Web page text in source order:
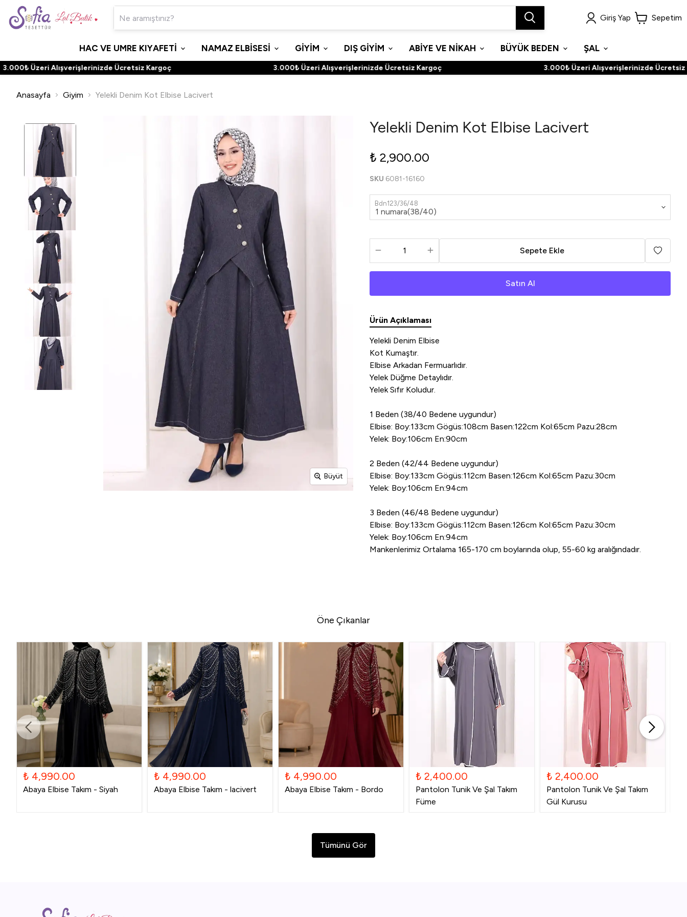
Giriş Yap Sepetim
HAC VE UMRE KIYAFETİ NAMAZ ELBİSESİ GİYİM DIŞ GİYİM ABİYE VE NİKAH BÜYÜK BEDEN ŞAL
Üzeri Alışverişlerinizde Ücretsiz Kargoç 3.000₺ Üzeri Alışverişlerinizde Ücretsiz Kargoç 3.000₺ Üzeri Alışverişlerinizde Ücretsiz
Anasayfa Giyim Yelekli Denim Kot Elbise Lacivert
Büyüt
Yelekli Denim Kot Elbise Lacivert
₺ 2,900.00
SKU 6081-16160
Bdn123/36/48
Sepete Ekle
Satın Al
Ürün Açıklaması
Yelekli Denim Elbise
Kot Kumaştır.
Elbise Arkadan Fermuarlıdır.
Yelek Düğme Detaylıdır.
Yelek Sıfır Koludur.
1 Beden (38/40 Bedene uygundur)
Elbise: Boy:133cm Gögüs:108cm Basen:122cm Kol:65cm Pazu:28cm
Yelek: Boy:106cm En:90cm
2 Beden (42/44 Bedene uygundur)
Elbise: Boy:133cm Gögüs:112cm Basen:126cm Kol:65cm Pazu:30cm
Yelek: Boy:106cm En:94cm
3 Beden (46/48 Bedene uygundur)
Elbise: Boy:133cm Gögüs:112cm Basen:126cm Kol:65cm Pazu:30cm
Yelek: Boy:106cm En:94cm
Mankenlerimiz Ortalama 165-170 cm boylarında olup, 55-60 kg aralığındadır.
Öne Çıkanlar
₺ 4,990.00
Abaya Elbise Takım - Siyah
₺ 4,990.00
Abaya Elbise Takım - lacivert
₺ 4,990.00
Abaya Elbise Takım - Bordo
₺ 2,400.00
Pantolon Tunik Ve Şal Takım
Füme
₺ 2,400.00
Pantolon Tunik Ve Şal Takım
Gül Kurusu
Tümünü Gör